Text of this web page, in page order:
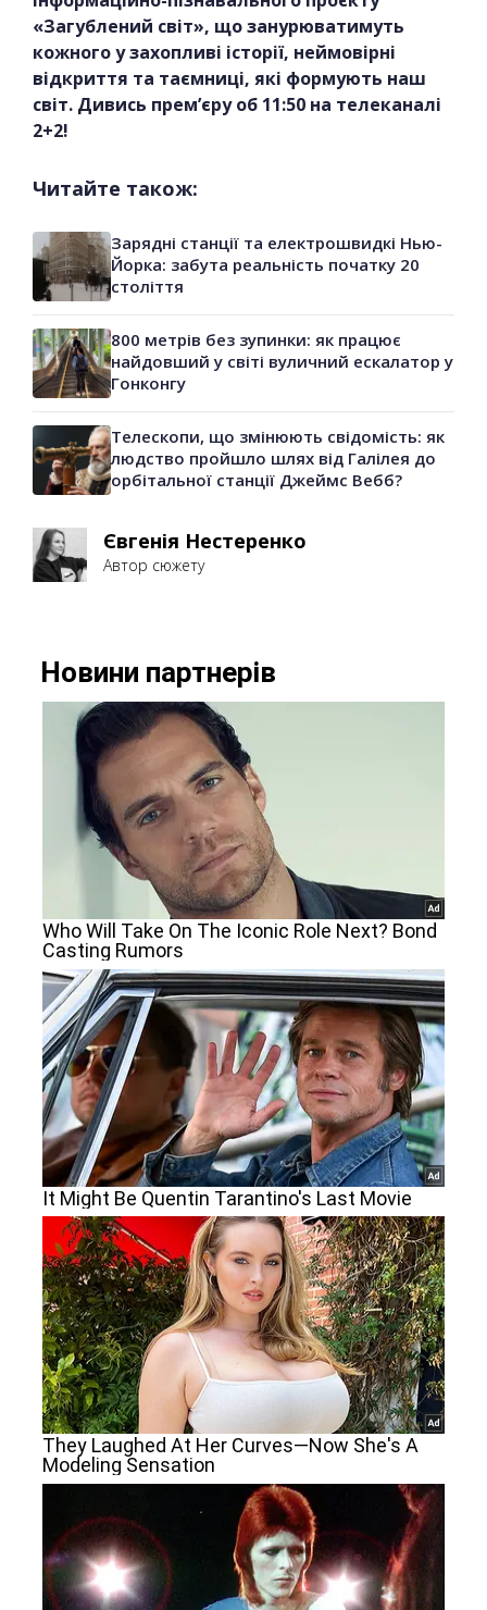
«Загублений світ», що занурюватимуть
кожного у захопливі історії, неймовірні
відкриття та таємниці, які формують наш
світ. Дивись прем’єру об 11:50 на телеканалі
2+2!
Читайте також:
Зарядні станції та електрошвидкі Нью-
Йорка: забута реальність початку 20
століття
800 метрів без зупинки: як працює
найдовший у світі вуличний ескалатор у
Гонконгу
Телескопи, що змінюють свідомість: як
людство пройшло шлях від Галілея до
орбітальної станції Джеймс Вебб?
Євгенія Нестеренко
Автор сюжету